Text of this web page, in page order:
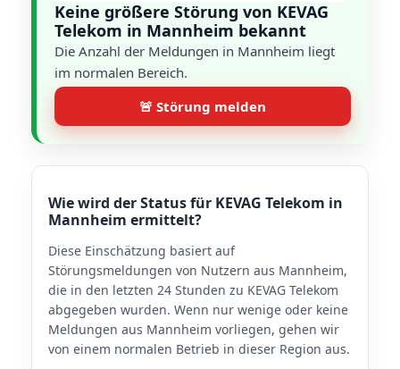
Keine größere Störung von KEVAG
Telekom in Mannheim bekannt
Die Anzahl der Meldungen in Mannheim liegt
im normalen Bereich.
🚨 Störung melden
Wie wird der Status für KEVAG Telekom in
Mannheim ermittelt?
Diese Einschätzung basiert auf
Störungsmeldungen von Nutzern aus Mannheim,
die in den letzten 24 Stunden zu KEVAG Telekom
abgegeben wurden. Wenn nur wenige oder keine
Meldungen aus Mannheim vorliegen, gehen wir
von einem normalen Betrieb in dieser Region aus.